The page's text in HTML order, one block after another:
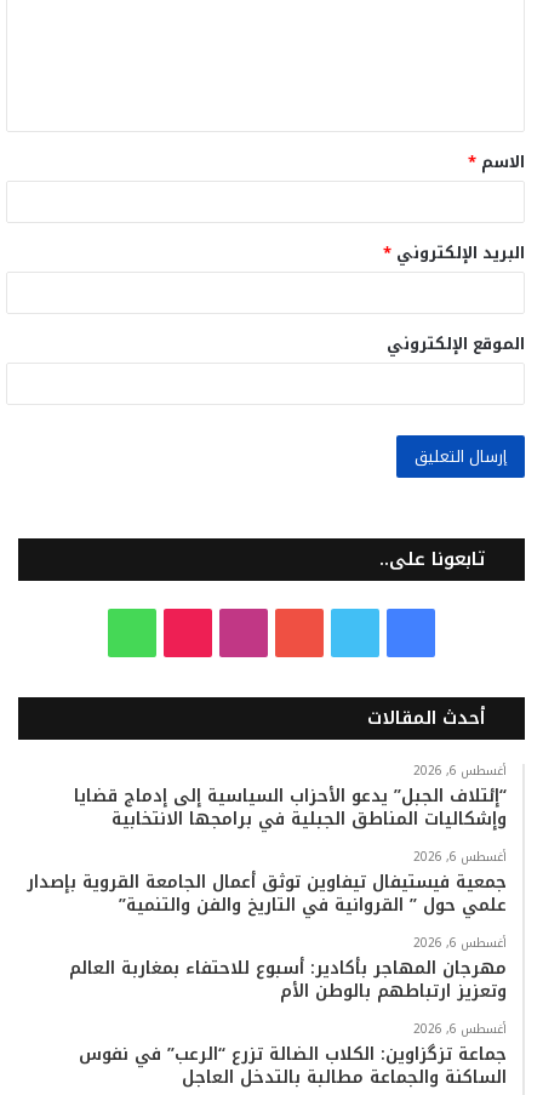
ق
*
الاسم *
البريد الإلكتروني *
الموقع الإلكتروني
تابعونا على..
س
و
ك
ي
ت
ر
ت
ي
و
ب
س
ق
ر
ا
م
k
T
o
k
ت
ا
ب
أحدث المقالات
أغسطس 6, 2026
“إئتلاف الجبل” يدعو الأحزاب السياسية إلى إدماج قضايا
وإشكاليات المناطق الجبلية في برامجها الانتخابية
أغسطس 6, 2026
جمعية فيستيفال تيفاوين توثق أعمال الجامعة القروية بإصدار
علمي حول ” القروانية في التاريخ والفن والتنمية”
أغسطس 6, 2026
مهرجان المهاجر بأكادير: أسبوع للاحتفاء بمغاربة العالم
وتعزيز ارتباطهم بالوطن الأم
أغسطس 6, 2026
جماعة تزگزاوين: الكلاب الضالة تزرع “الرعب” في نفوس
الساكنة والجماعة مطالبة بالتدخل العاجل